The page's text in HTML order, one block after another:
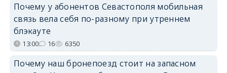
Почему у абонентов Севастополя мобильная
связь вела себя по-разному при утреннем
блэкауте
13:00 16 6350
Почему наш бронепоезд стоит на запасном